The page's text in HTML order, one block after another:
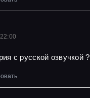
с русской озвучкой ?